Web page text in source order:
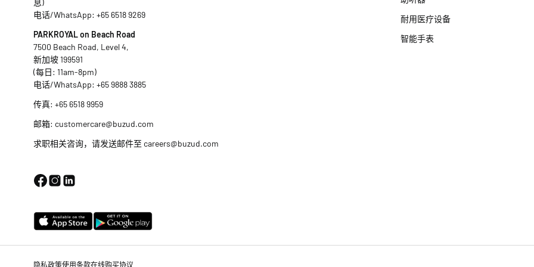
息)
电话/WhatsApp: +65 6518 9269
PARKROYAL on Beach Road
7500 Beach Road, Level 4,
新加坡 199591
(每日: 11am-8pm)
电话/WhatsApp: +65 9888 3885
传真: +65 6518 9959
邮箱: customercare@buzud.com
求职相关咨询，请发送邮件至 careers@buzud.com
耐用医疗设备
智能手表
隐私政策使用条款在线购买协议